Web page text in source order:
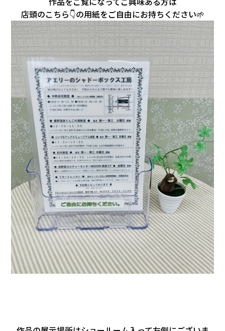
店頭のこちら👇の用紙をご自由にお持ちください🌱